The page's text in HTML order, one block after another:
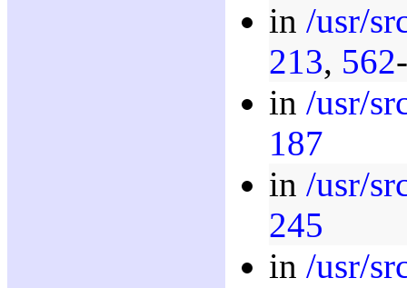
in /usr/
213, 562-
in /usr/
187
in /usr/
245
in /usr/